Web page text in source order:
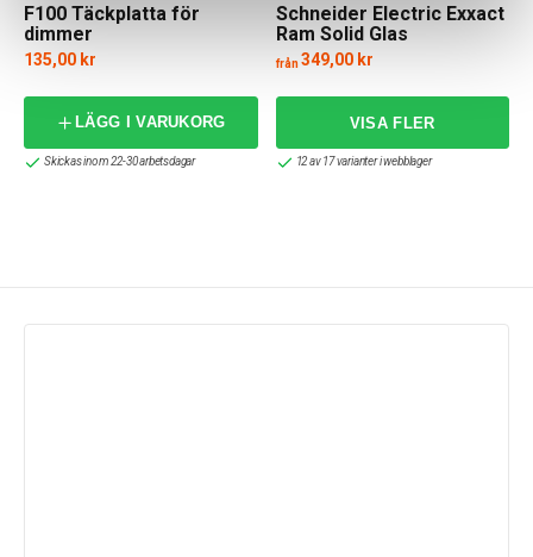
F100 Täckplatta för
dimmer
135,00 kr
LÄGG I VARUKORG
Skickas inom 22-30 arbetsdagar
Schneider Electric Exxact
Ram Solid Glas
från 349,00 kr
12 av 17 varianter i webblager